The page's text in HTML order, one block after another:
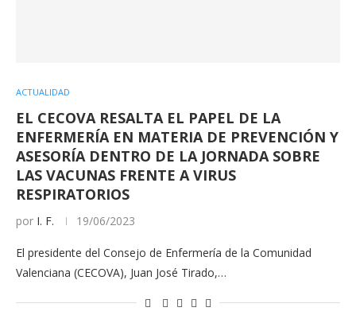
ACTUALIDAD
EL CECOVA RESALTA EL PAPEL DE LA
ENFERMERÍA EN MATERIA DE PREVENCIÓN Y
ASESORÍA DENTRO DE LA JORNADA SOBRE
LAS VACUNAS FRENTE A VIRUS
RESPIRATORIOS
por I. F. 19/06/2023
El presidente del Consejo de Enfermería de la Comunidad
Valenciana (CECOVA), Juan José Tirado,…